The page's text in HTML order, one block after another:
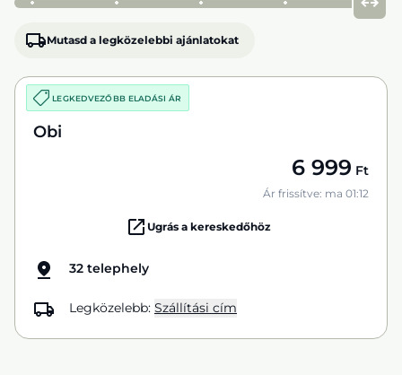
Mutasd a legközelebbi ajánlatokat
LEGKEDVEZŐBB ELADÁSI ÁR
Obi
6 999 Ft
Ár frissítve: ma 01:12
Ugrás a kereskedőhöz
32 telephely
Legközelebb: Szállítási cím